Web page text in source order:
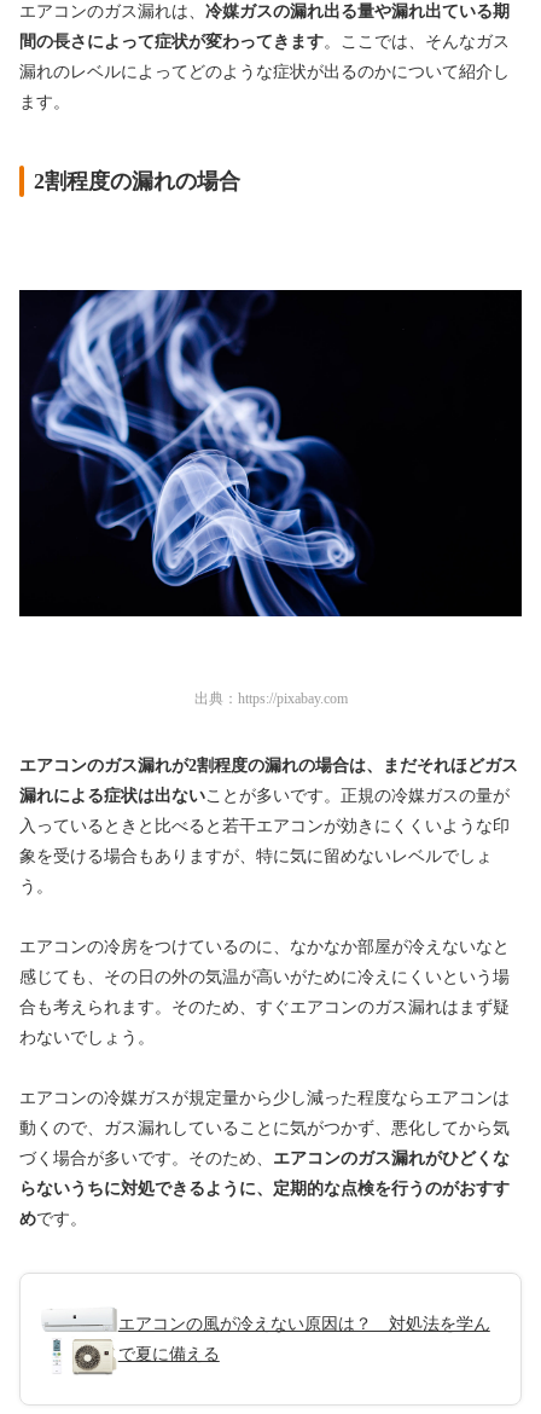
エアコンのガス漏れは、 冷媒ガスの漏れ出る量や漏れ出ている期
間の長さによって症状が変わってきます。ここでは、そんなガス
漏れのレベルによってどのような症状が出るのかについて紹介し
ます。
2割程度の漏れの場合
出典： https://pixabay.com
エアコンのガス漏れが2割程度の漏れの場合は、まだそれほどガス
漏れによる症状は出ないことが多いです。正規の冷媒ガスの量が
入っているときと比べると若干エアコンが効きにくくいような印
象を受ける場合もありますが、特に気に留めないレベルでしょ
う。
エアコンの冷房をつけているのに、なかなか部屋が冷えないなと
感じても、その日の外の気温が高いがために冷えにくいという場
合も考えられます。そのため、すぐエアコンのガス漏れはまず疑
わないでしょう。
エアコンの冷媒ガスが規定量から少し減った程度ならエアコンは
動くので、ガス漏れしていることに気がつかず、悪化してから気
づく場合が多いです。そのため、 エアコンのガス漏れがひどくな
らないうちに対処できるように、定期的な点検を行うのがおすす
めです。
エアコンの風が冷えない原因は？ 対処法を学ん
で夏に備える